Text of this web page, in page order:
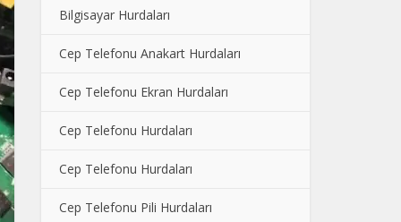
Bilgisayar Hurdaları
Cep Telefonu Anakart Hurdaları
Cep Telefonu Ekran Hurdaları
Cep Telefonu Hurdaları
Cep Telefonu Hurdaları
Cep Telefonu Pili Hurdaları